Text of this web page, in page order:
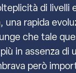
di
una rapida
che tale
in assenza
però